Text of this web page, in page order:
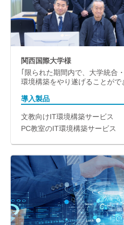
関西国際大学様
｢限られた期間内で、大学統合
環境構築をやり遂げることがで
導入製品
文教向けIT環境構築サービス
PC教室のIT環境構築サービス